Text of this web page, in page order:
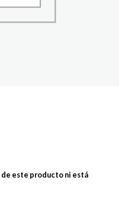
de este producto ni está